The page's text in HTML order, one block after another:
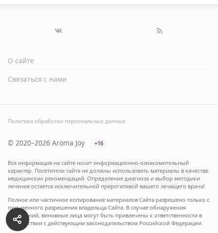
О сайте
Связаться с нами
© 2020–2026 Aroma Joy +16
Политика обработки персональных данных
Вся информация на сайте носит информационно-ознакомительный
характер. Посетители сайта не должны использовать материалы в качестве
медицинских рекомендаций. Определение диагноза и выбор методики
лечения остается исключительной прерогативой вашего лечащего врача!
Полное или частичное копирование материалов Сайта разрешено только с
письменного разрешения владельца Сайта. В случае обнаружения
нарушений, виновные лица могут быть привлечены к ответственности в
соответствии с действующим законодательством Российской Федерации.